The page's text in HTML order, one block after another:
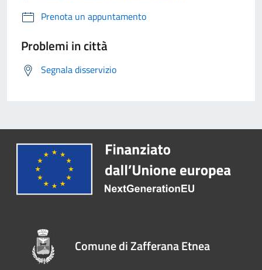
Prenota un appuntamento
Problemi in città
Segnala disservizio
Comune di Zafferana Etnea